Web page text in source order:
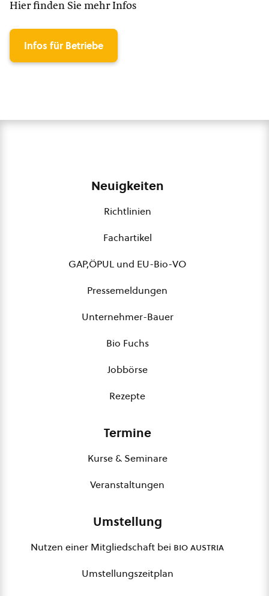
Hier finden Sie mehr Infos
Infos für Betriebe
Neuigkeiten
Richtlinien
Fachartikel
GAP,ÖPUL und EU-Bio-VO
Pressemeldungen
Unternehmer-Bauer
Bio Fuchs
Jobbörse
Rezepte
Termine
Kurse & Seminare
Veranstaltungen
Umstellung
Nutzen einer Mitgliedschaft bei bio austria
Umstellungszeitplan